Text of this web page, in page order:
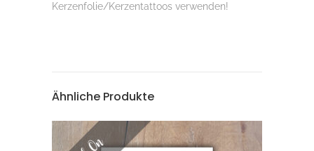
Kerzenfolie/Kerzentattoos verwenden!
Ähnliche Produkte